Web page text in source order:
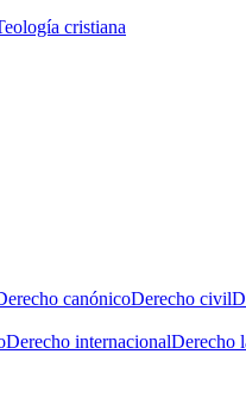
cristiana
canónicoDerecho civil
Derecho internacionalDerecho